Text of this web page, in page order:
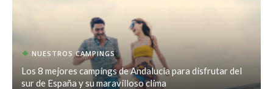
NUESTROS CAMPINGS
Los 8 mejores campings de Andalucía para disfrutar del
sur de España y su maravilloso clima